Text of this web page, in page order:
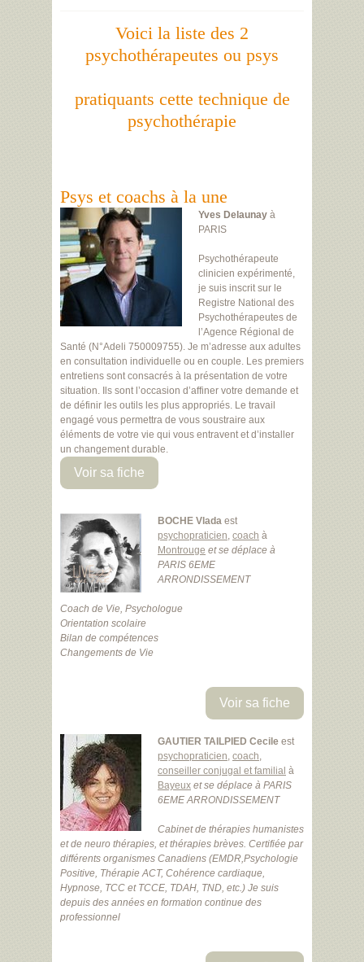
Voici la liste des 2
psychothérapeutes ou psys
pratiquants cette technique de
psychothérapie
Psys et coachs à la une
Yves Delaunay à
PARIS
Psychothérapeute
clinicien expérimenté,
je suis inscrit sur le
Registre National des
Psychothérapeutes de
l’Agence Régional de
Santé (N°Adeli 750009755). Je m’adresse aux adultes
en consultation individuelle ou en couple. Les premiers
entretiens sont consacrés à la présentation de votre
situation. Ils sont l’occasion d’affiner votre demande et
de définir les outils les plus appropriés. Le travail
engagé vous permettra de vous soustraire aux
éléments de votre vie qui vous entravent et d’installer
un changement durable.
Voir sa fiche
BOCHE Vlada est
psychopraticien, coach à
Montrouge et se déplace à
PARIS 6EME
ARRONDISSEMENT
Coach de Vie, Psychologue
Orientation scolaire
Bilan de compétences
Changements de Vie
Voir sa fiche
GAUTIER TAILPIED Cecile est
psychopraticien, coach,
conseiller conjugal et familial à
Bayeux et se déplace à PARIS
6EME ARRONDISSEMENT
Cabinet de thérapies humanistes
et de neuro thérapies, et thérapies brèves. Certifiée par
différents organismes Canadiens (EMDR,Psychologie
Positive, Thérapie ACT, Cohérence cardiaque,
Hypnose, TCC et TCCE, TDAH, TND, etc.) Je suis
depuis des années en formation continue des
professionnel